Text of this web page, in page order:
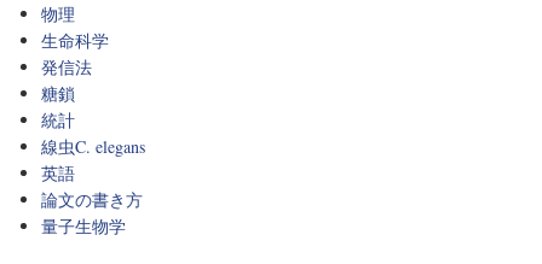
物理
生命科学
発信法
糖鎖
統計
線虫C. elegans
英語
論文の書き方
量子生物学